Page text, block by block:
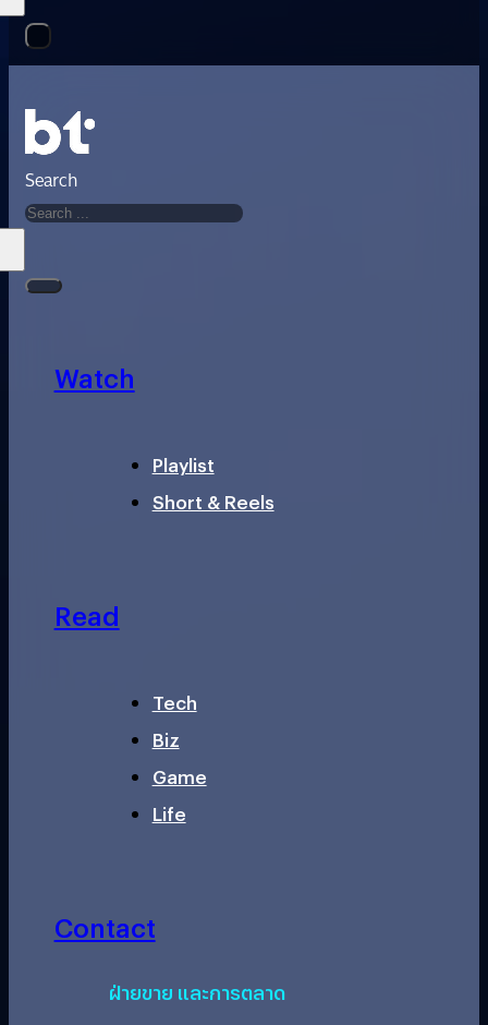
Search
Watch
Playlist
Short & Reels
Read
Tech
Biz
Game
Life
Contact
ฝ่ายขาย และการตลาด